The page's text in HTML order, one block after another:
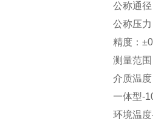
公称通
公称压
精度：
测量范
介质温
一体型-
环境温